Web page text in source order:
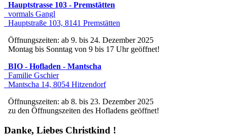
Hauptstrasse 103 - Premstätten
vormals Gangl
Hauptstraße 103, 8141 Premstätten
Öffnungszeiten: ab 9. bis 24. Dezember 2025
Montag bis Sonntag von 9 bis 17 Uhr geöffnet!
BIO - Hofladen - Mantscha
Familie Gschier
Mantscha 14, 8054 Hitzendorf
Öffnungszeiten: ab 8. bis 23. Dezember 2025
zu den Öffnungszeiten des Hofladens geöffnet!
Danke, Liebes Christkind !